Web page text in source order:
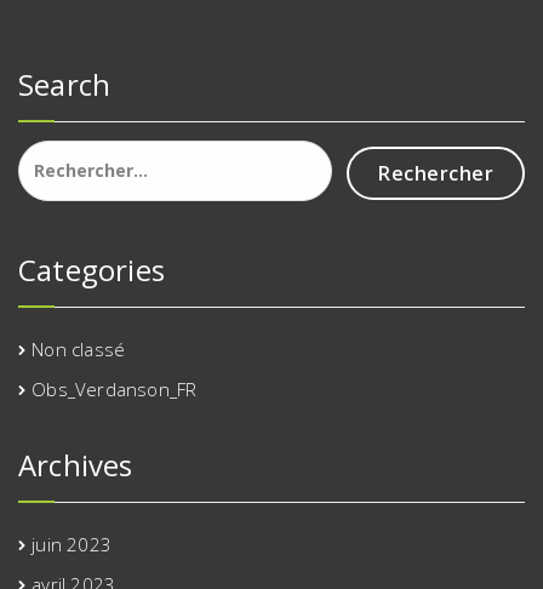
Search
Rechercher :
Categories
Non classé
Obs_Verdanson_FR
Archives
juin 2023
avril 2023